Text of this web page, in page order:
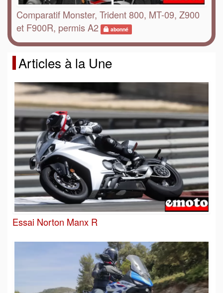
Comparatif Monster, Trident 800, MT-09, Z900
et F900R, permis A2
abonné
Articles à la Une
Essai Norton Manx R